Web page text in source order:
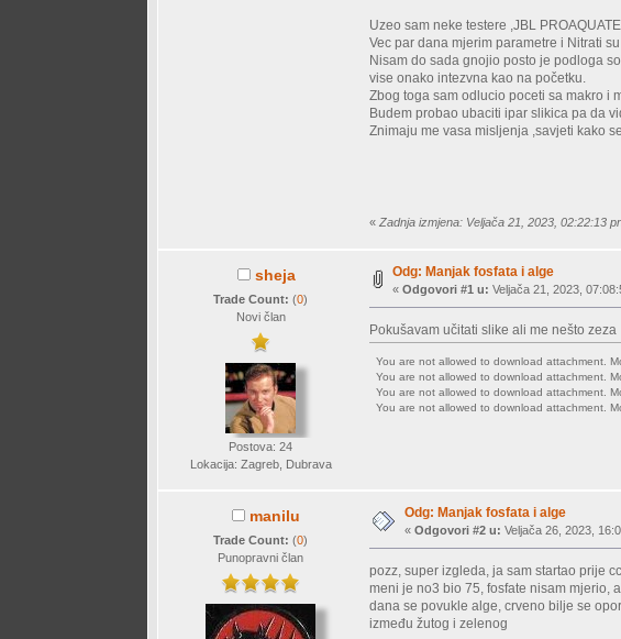
Uzeo sam neke testere ,JBL
Vec par dana mjerim parametre i Nitrati
Nisam do sada gnojio posto je podloga
vise onako intezvna kao na početku.
Zbog toga sam odlucio poceti sa makro i
Budem probao ubaciti ipar slikica pa da
Znimaju me vasa misljenja ,savjeti kako
«Zadnja izmjena: Veljača 21, 2023, 02:22:13
sheja
Trade Count:(0)
Novi član
Postova: 24
Lokacija: Zagreb, Dubrava
Odg: Manjak fosfata i alge
«Odgovori #1 u: Veljača 21, 2023,
Pokušavam učitati slike ali me nešto zeza
You are not allowed to download attachment.
You are not allowed to download attachment.
You are not allowed to download attachment.
You are not allowed to download attachment.
manilu
Trade Count:(0)
Punopravni član
Odg: Manjak fosfata i alge
«Odgovori #2 u: Veljača 26, 2023,
pozz, super izgleda, ja sam startao prije
meni je no3 bio 75, fosfate nisam mjerio,
dana se povukle alge, crveno bilje se
između žutog i zelenog